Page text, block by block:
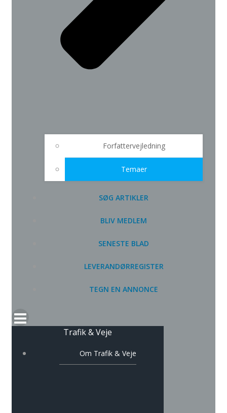
Forfattervejledning
Temaer
SØG ARTIKLER
BLIV MEDLEM
SENESTE BLAD
LEVERANDØRREGISTER
TEGN EN ANNONCE
Trafik & Veje
Om Trafik & Veje